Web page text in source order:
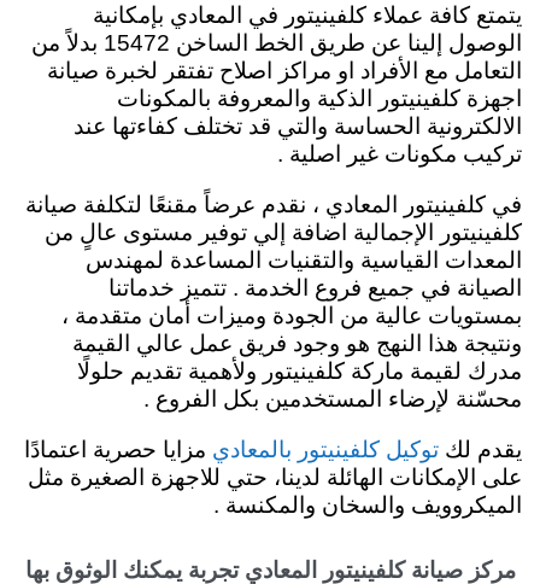
يتمتع كافة عملاء كلفينيتور في المعادي بإمكانية
الوصول إلينا عن طريق الخط الساخن 15472 بدلاً من
التعامل مع الأفراد او مراكز اصلاح تفتقر لخبرة صيانة
اجهزة كلفينيتور الذكية والمعروفة بالمكونات
الالكترونية الحساسة والتي قد تختلف كفاءتها عند
تركيب مكونات غير اصلية .
في كلفينيتور المعادي ، نقدم عرضاً مقنعًا لتكلفة صيانة
كلفينيتور الإجمالية اضافة إلي توفير مستوى عالٍ من
المعدات القياسية والتقنيات المساعدة لمهندس
الصيانة في جميع فروع الخدمة . تتميز خدماتنا
بمستويات عالية من الجودة وميزات أمان متقدمة ،
ونتيجة هذا النهج هو وجود فريق عمل عالي القيمة
مدرك لقيمة ماركة كلفينيتور ولأهمية تقديم حلولًا
محسّنة لإرضاء المستخدمين بكل الفروع .
يقدم لك توكيل كلفينيتور بالمعادي مزايا حصرية اعتمادًا
على الإمكانات الهائلة لدينا، حتي للاجهزة الصغيرة مثل
الميكروويف والسخان والمكنسة .
مركز صيانة كلفينيتور المعادي تجربة يمكنك الوثوق بها